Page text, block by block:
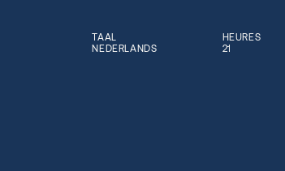
TAAL
NEDERLANDS
HEURES
21